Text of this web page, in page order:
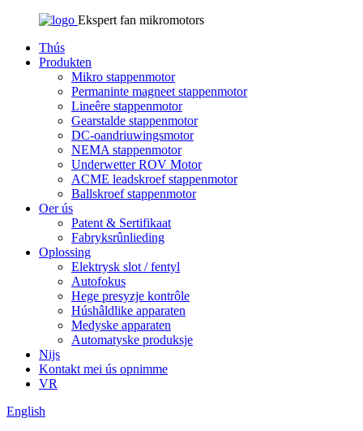
Ekspert fan mikromotors
Thús
Produkten
Mikro stappenmotor
Permaninte magneet stappenmotor
Lineêre stappenmotor
Gearstalde stappenmotor
DC-oandriuwingsmotor
NEMA stappenmotor
Underwetter ROV Motor
ACME leadskroef stappenmotor
Ballskroef stappenmotor
Oer ús
Patent & Sertifikaat
Fabryksrûnlieding
Oplossing
Elektrysk slot / fentyl
Autofokus
Hege presyzje kontrôle
Húshâldlike apparaten
Medyske apparaten
Automatyske produksje
Nijs
Kontakt mei ús opnimme
VR
English